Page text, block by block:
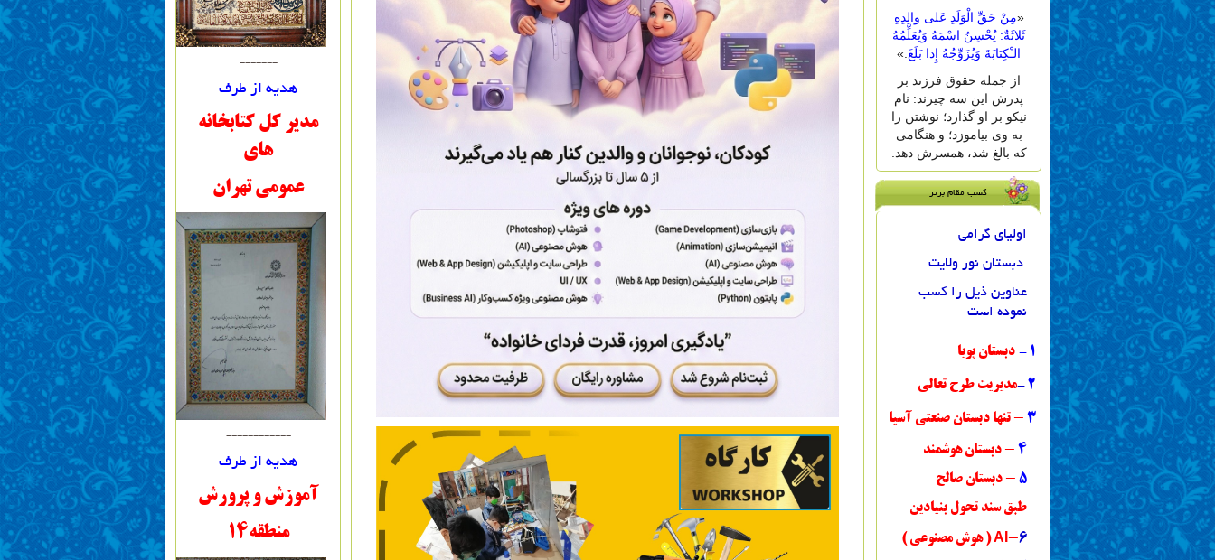
-------
هدیه از طرف
مدیر کل کتابخانه
های
عمومی تهران
------------
هدیه از طرف
آموزش و پرورش
منطقه14
«مِنْ حَقِّ الْوَلَدِ عَلى والِدِهِ
ثَلاثَةٌ: یُحْسِنُ اسْمَهُ وَیُعَلِّمُهُ
الـْکِتابَةَ وَیُزَوِّجُهُ إِذا بَلَغَ .»
از جمله حقوق فرزند بر
پدرش این سه چیزند: نام
نیکو بر او گذارد؛ نوشتن را
به وى بیاموزد؛ و هنگامى
که بالغ شد، همسرش دهد.
کسب مقام برتر
اولیای گرامی
دبستان نور ولایت
عناوین ذیل را کسب
نموده است
1
- دبستان پویا
2
-مدیریت طرح تعالی
3 - تنها دبستان صنعتی آسیا
4 - دبستان هوشمند
5 - دبستان صالح
طبق سند تحول بنیادین
6
-
AI( هوش مصنوعی )